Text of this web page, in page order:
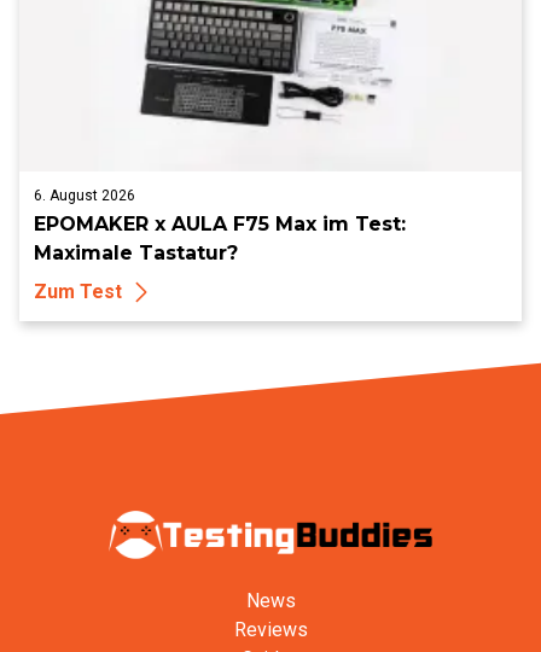
6. August 2026
EPOMAKER x AULA F75 Max im Test:
Maximale Tastatur?
Zum Test
News
Reviews